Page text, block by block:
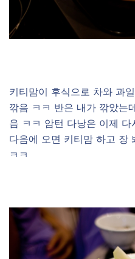
키티맘이 후식으로 차와 과
깎음 ㅋㅋ 반은 내가 깎았는
음 ㅋㅋ 암턴 다낭은 이제
다음에 오면 키티맘 하고 장
ㅋㅋ